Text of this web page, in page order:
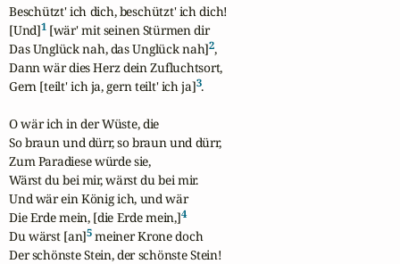
Beschützt' ich dich, beschützt' ich dich!
[Und]1 [wär' mit seinen Stürmen dir
Das Unglück nah, das Unglück nah]2,
Dann wär dies Herz dein Zufluchtsort,
Gern [teilt' ich ja, gern teilt' ich ja]3.
O wär ich in der Wüste, die
So braun und dürr, so braun und dürr,
Zum Paradiese würde sie,
Wärst du bei mir, wärst du bei mir.
Und wär ein König ich, und wär
Die Erde mein, [die Erde mein,]4
Du wärst [an]5 meiner Krone doch
Der schönste Stein, der schönste Stein!